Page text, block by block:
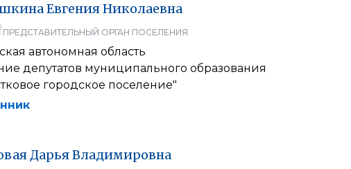
ЕвгенияНиколаевна
ПРЕДСТАВИТЕЛЬНЫЙ ОРГАН ПОСЕЛЕНИЯ
автономная область
депутатов муниципального образования
городское поселение"
ДарьяВладимировна